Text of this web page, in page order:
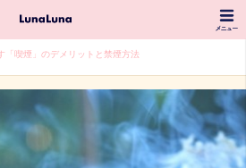
「喫煙」のデメリットと禁煙方法